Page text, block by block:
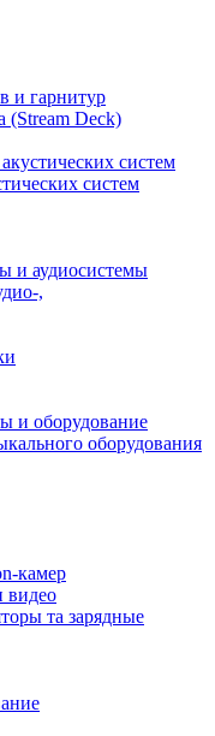
и гарнитур
(Stream Deck)
систем
систем
и аудиосистемы
,
и оборудование
оборудования
камер
видео
та зарядные